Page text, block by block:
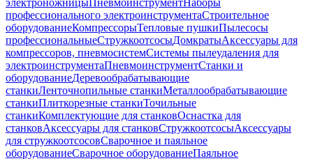
электроножницыПневмоинструментНаборы
профессионального электроинструментаСтроительное
оборудованиеКомпрессорыТепловые пушкиПылесосы
профессиональныеСтружкоотсосыДомкратыАксессуары для
компрессоров, пневмосистемСистемы пылеудаления для
электроинструментаПневмоинструментСтанки и
оборудованиеДеревообрабатывающие
станкиЛенточнопильные станкиМеталлообрабатывающие
станкиПлиткорезные станкиТочильные
станкиКомплектующие для станковОснастка для
станковАксессуары для станковСтружкоотсосыАксессуары
для стружкоотсосовСварочное и паяльное
оборудованиеСварочное оборудованиеПаяльное